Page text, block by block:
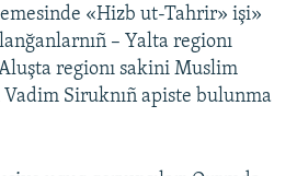
«Hizb ut-Tahrir» işi»
– Yalta regionı
regionı sakini Muslim
Siruknıñ apiste bulunma